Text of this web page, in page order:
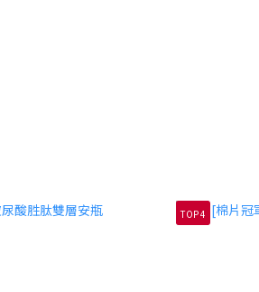
TOP 4